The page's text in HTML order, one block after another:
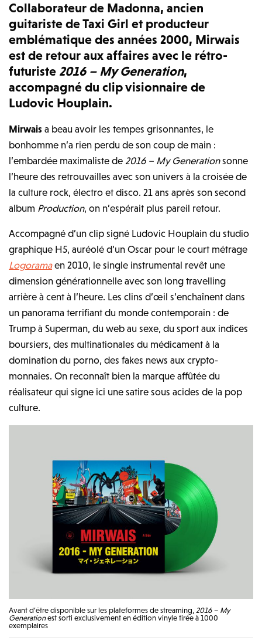
Collaborateur de Madonna, ancien
guitariste de Taxi Girl et producteur
emblématique des années 2000, Mirwais
est de retour aux affaires avec le rétro-
futuriste 2016 – My Generation,
accompagné du clip visionnaire de
Ludovic Houplain.
Mirwais a beau avoir les tempes grisonnantes, le
bonhomme n’a rien perdu de son coup de main :
l’embardée maximaliste de2016 – My Generationsonne
l’heure des retrouvailles avec son univers à la croisée de
la culture rock, électro et disco. 21 ans après son second
album Production, on n’espérait plus pareil retour.
Accompagné d’un clip signé Ludovic Houplain du studio
graphique H5, auréolé d’un Oscar pour le court métrage
Logorama en 2010, le single instrumental revêt une
dimension générationnelle avec son long travelling
arrière à cent à l’heure. Les clins d’œil s’enchaînent dans
un panorama terrifiant du monde contemporain : de
Trump à Superman, du web au sexe, du sport aux indices
boursiers, des multinationales du médicament à la
domination du porno, des fakes news aux crypto-
monnaies. On reconnaît bien la marque affûtée du
réalisateur qui signe ici une satire sous acides de la pop
culture.
Avant d’être disponible sur les plateformes de streaming, 2016 – My
Generationest sorti exclusivement en édition vinyle tirée à 1000
exemplaires